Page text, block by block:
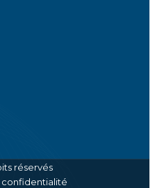
réservés
confidentialité